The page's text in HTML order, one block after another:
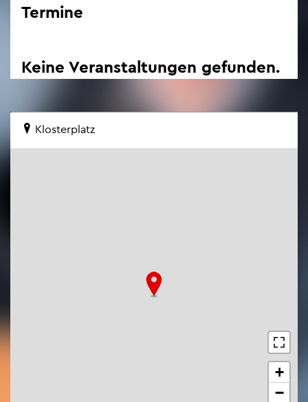
Ter­mi­ne
Keine Ver­an­stal­tun­gen ge­fun­den.
Klos­ter­platz
+
−